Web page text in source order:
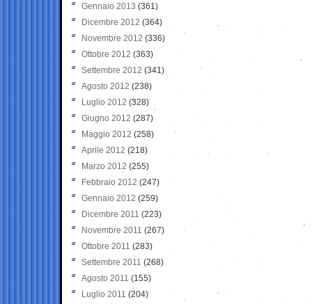
Gennaio 2013 (361)
Dicembre 2012 (364)
Novembre 2012 (336)
Ottobre 2012 (363)
Settembre 2012 (341)
Agosto 2012 (238)
Luglio 2012 (328)
Giugno 2012 (287)
Maggio 2012 (258)
Aprile 2012 (218)
Marzo 2012 (255)
Febbraio 2012 (247)
Gennaio 2012 (259)
Dicembre 2011 (223)
Novembre 2011 (267)
Ottobre 2011 (283)
Settembre 2011 (268)
Agosto 2011 (155)
Luglio 2011 (204)